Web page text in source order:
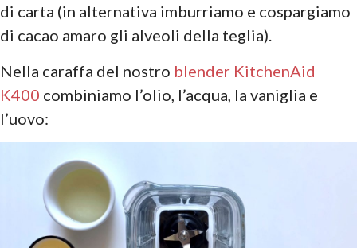
di carta (in alternativa imburriamo e cospargiamo
di cacao amaro gli alveoli della teglia).
Nella caraffa del nostro blender KitchenAid
K400 combiniamo l’olio, l’acqua, la vaniglia e
l’uovo: